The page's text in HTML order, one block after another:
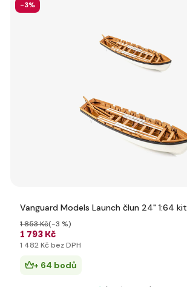
-3%
Vanguard Models Launch člun 24" 1:64 kit
1 793 Kč
1 853 Kč(-3 %)
1 482 Kč bez DPH
+ 64 bodů